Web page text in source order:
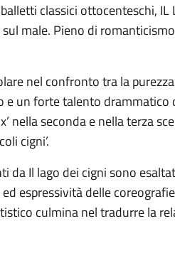
classici ottocenteschi, IL
male. Pieno di
nel confronto tra la
e un forte talento drammatico
nella seconda e nella terza
cigni’.
da Il lago dei cigni sono
espressività delle
culmina nel tradurre la